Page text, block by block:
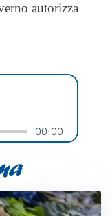
autorizza